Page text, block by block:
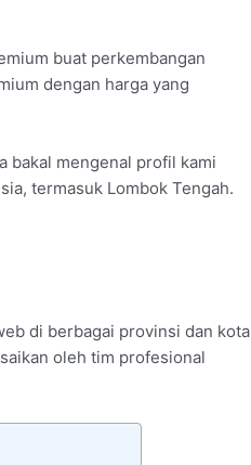
buat perkembangan
dengan harga yang
bakal mengenal profil kami
termasuk Lombok Tengah.
di berbagai provinsi dan kota
oleh tim profesional